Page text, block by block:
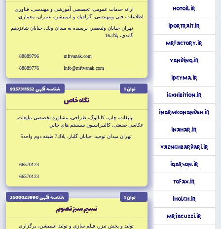
HotOil.ir
iPortrait.ir
MrFactory.ir
Vanding.ir
iPeyma.ir
iExhibition.ir
iNarmKonandeh.ir
iNahar.ir
VaznehBardari.ir
iGarson.ir
ToFax.ir
iHoleh.ir
MrJacuzzi.ir
ارائه خدمات عمومى، تخصصى آموزشى و مهندسى، فناورى
اطلاعات، فنى ومهندسى، گرافيك و انيميشن، عمران، معمارى،
رسمى از استراليا و انگلستان و...
تهران خيابان وليعصر، نرسيده به ميدان ونك، خيابان شانزدهم
گاندى، پلاك16
mftvanak.com
info@mftvanak.com
88889796
88889776
توان 1 شناسه آگهى 9357311552
نگاه خاص
تبليغات، چاپ، كاتالوگ، طراحى، مشاوره تخصصى تبليغات،
عكاسى صنعتى، كاليبراسيون سيستم هاى چاپي
تهران ميدان توحيد، خيابان گلبار، پلاك7 طبقه دوم واحد5
66570123
66570123
توان 1 شناسه آگهى 2500023990
نسيم سبز تصوير
توليد و پخش تيزر، فيلم سازى و توليد انيميشن، برگزارى